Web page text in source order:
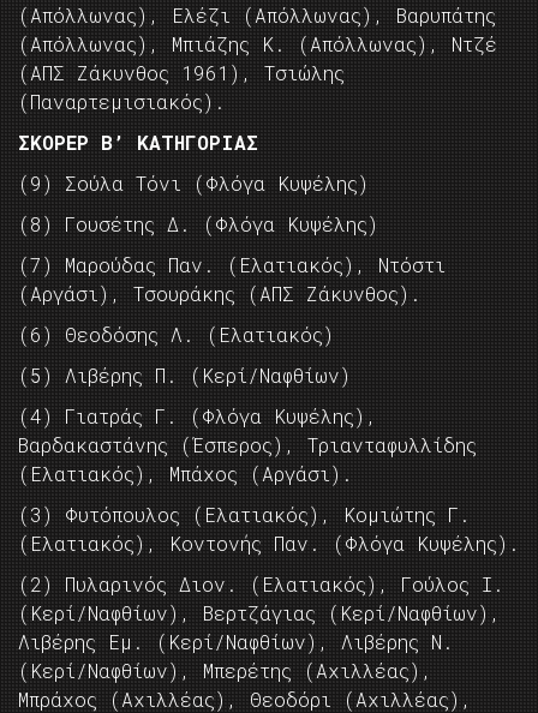
(Απόλλωνας), Ελέζι (Απόλλωνας), Βαρυπάτης
(Απόλλωνας), Μπιάζης Κ. (Απόλλωνας), Ντζέ
(ΑΠΣ Ζάκυνθος 1961), Τσιώλης
(Παναρτεμισιακός).
ΣΚΟΡΕΡ Β’ ΚΑΤΗΓΟΡΙΑΣ
(9) Σούλα Τόνι (Φλόγα Κυψέλης)
(8) Γουσέτης Δ. (Φλόγα Κυψέλης)
(7) Μαρούδας Παν. (Ελατιακός), Ντόστι
(Αργάσι), Τσουράκης (ΑΠΣ Ζάκυνθος).
(6) Θεοδόσης Λ. (Ελατιακός)
(5) Λιβέρης Π. (Κερί/Ναφθίων)
(4) Γιατράς Γ. (Φλόγα Κυψέλης),
Βαρδακαστάνης (Έσπερος), Τριανταφυλλίδης
(Ελατιακός), Μπάχος (Αργάσι).
(3) Φυτόπουλος (Ελατιακός), Κομιώτης Γ.
(Ελατιακός), Κοντονής Παν. (Φλόγα Κυψέλης).
(2) Πυλαρινός Διον. (Ελατιακός), Γούλος Ι.
(Κερί/Ναφθίων), Βερτζάγιας (Κερί/Ναφθίων),
Λιβέρης Εμ. (Κερί/Ναφθίων), Λιβέρης Ν.
(Κερί/Ναφθίων), Μπερέτης (Αχιλλέας),
Μπράχος (Αχιλλέας), Θεοδόρι (Αχιλλέας),